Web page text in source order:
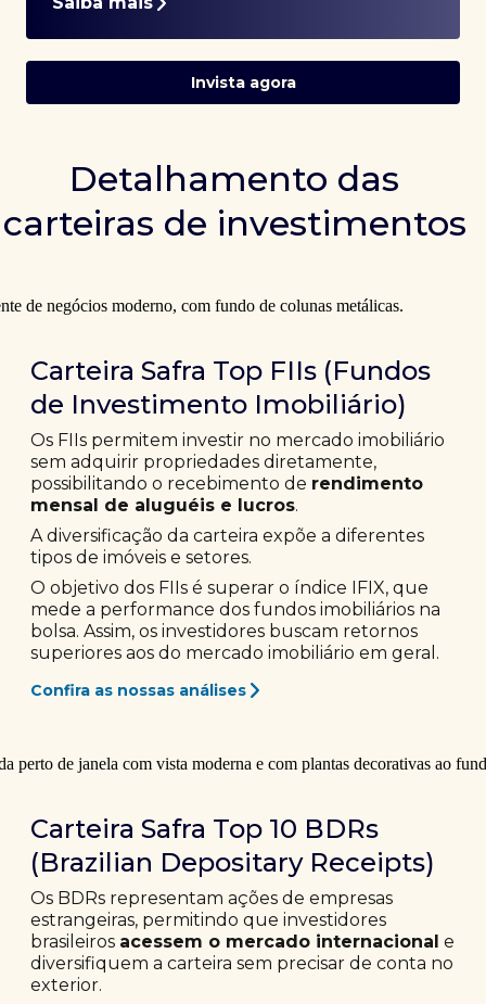
Invista agora
Detalhamento das
carteiras de investimentos
Carteira Safra Top FIIs (Fundos
de Investimento Imobiliário)
Os FIIs permitem investir no mercado imobiliário
sem adquirir propriedades diretamente,
possibilitando o recebimento de rendimento
mensal de aluguéis e lucros.
A diversificação da carteira expõe a diferentes
tipos de imóveis e setores.
O objetivo dos FIIs é superar o índice IFIX, que
mede a performance dos fundos imobiliários na
bolsa. Assim, os investidores buscam retornos
superiores aos do mercado imobiliário em geral.
Confira as nossas análises
Carteira Safra Top 10 BDRs
(Brazilian Depositary Receipts)
Os BDRs representam ações de empresas
estrangeiras, permitindo que investidores
brasileiros acessem o mercado internacional e
diversifiquem a carteira sem precisar de conta no
exterior.